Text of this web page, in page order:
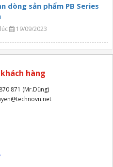
dòng sản phẩm PB Series
19/09/2023
hàng
871 (Mr.Dũng)